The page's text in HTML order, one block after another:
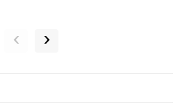
‹ ›